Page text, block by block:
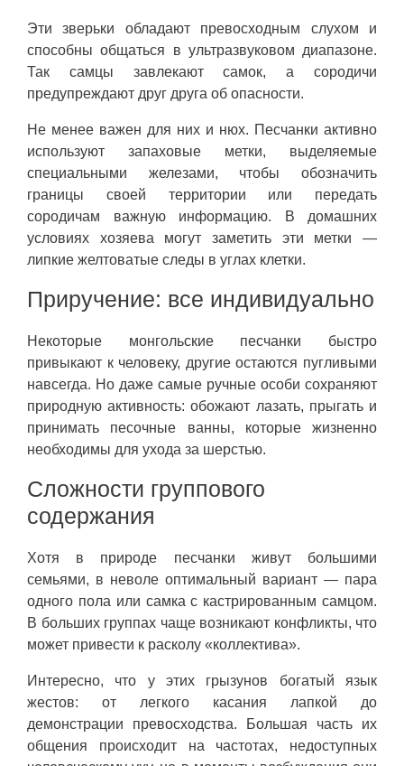
Эти зверьки обладают превосходным слухом и
способны общаться в ультразвуковом диапазоне.
Так самцы завлекают самок, а сородичи
предупреждают друг друга об опасности.
Не менее важен для них и нюх. Песчанки активно
используют запаховые метки, выделяемые
специальными железами, чтобы обозначить
границы своей территории или передать
сородичам важную информацию. В домашних
условиях хозяева могут заметить эти метки —
липкие желтоватые следы в углах клетки.
Приручение: все индивидуально
Некоторые монгольские песчанки быстро
привыкают к человеку, другие остаются пугливыми
навсегда. Но даже самые ручные особи сохраняют
природную активность: обожают лазать, прыгать и
принимать песочные ванны, которые жизненно
необходимы для ухода за шерстью.
Сложности группового
содержания
Хотя в природе песчанки живут большими
семьями, в неволе оптимальный вариант — пара
одного пола или самка с кастрированным самцом.
В больших группах чаще возникают конфликты, что
может привести к расколу «коллектива».
Интересно, что у этих грызунов богатый язык
жестов: от легкого касания лапкой до
демонстрации превосходства. Большая часть их
общения происходит на частотах, недоступных